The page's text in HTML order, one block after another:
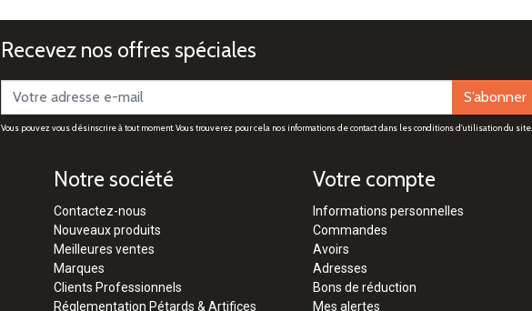
Recevez nos offres spéciales
S’abonner
Vous pouvez vous désinscrire à tout moment. Vous trouverez pour cela nos informations de contact dans les conditions d'utilisation du site.
Notre société
Contactez-nous
Nouveaux produits
Meilleures ventes
Marques
Clients Professionnels
Réglementation Pétards & Artifices
Votre compte
Informations personnelles
Commandes
Avoirs
Adresses
Bons de réduction
Mes alertes